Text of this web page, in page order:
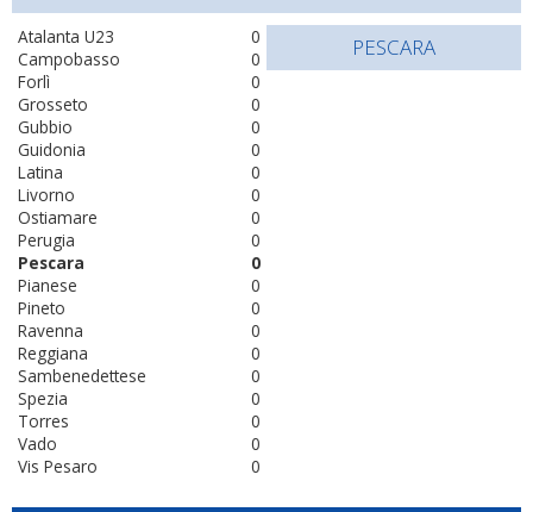
0
Atalanta U23
0
Campobasso
0
Forlì
0
Grosseto
0
Gubbio
0
Guidonia
0
Latina
0
Livorno
0
Ostiamare
0
Perugia
0
Pescara
0
Pianese
0
Pineto
0
Ravenna
0
Reggiana
0
Sambenedettese
0
Spezia
0
Torres
0
Vado
0
Vis Pesaro
PESCARA